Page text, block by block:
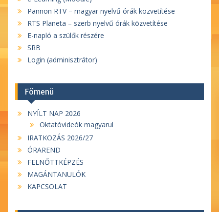
Pannon RTV – magyar nyelvű órák közvetítése
RTS Planeta – szerb nyelvű órák közvetítése
E-napló a szülők részére
SRB
Login (adminisztrátor)
Főmenü
NYÍLT NAP 2026
Oktatóvideók magyarul
IRATKOZÁS 2026/27
ÓRAREND
FELNŐTTKÉPZÉS
MAGÁNTANULÓK
KAPCSOLAT